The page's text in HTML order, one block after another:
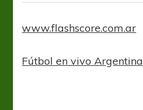
www.flashscore.com.ar
Fútbol en vivo Argentina